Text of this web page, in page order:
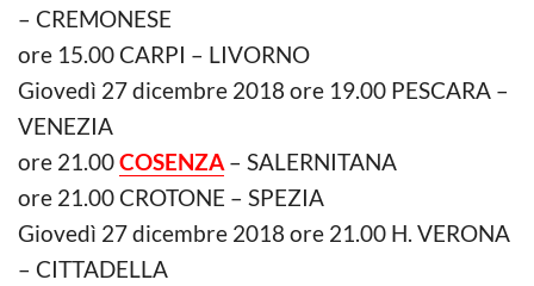
– CREMONESE
ore 15.00 CARPI – LIVORNO
Giovedì 27 dicembre 2018 ore 19.00 PESCARA –
VENEZIA
ore 21.00COSENZA – SALERNITANA
ore 21.00 CROTONE – SPEZIA
Giovedì 27 dicembre 2018 ore 21.00 H. VERONA
– CITTADELLA